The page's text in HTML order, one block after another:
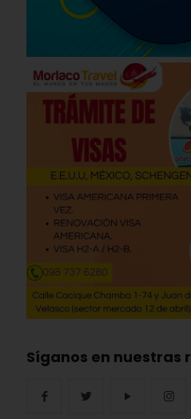
Síganos en nuestras